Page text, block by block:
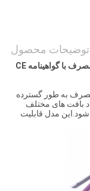
توضیحات محصول
منگنه برش خطی کارتریج مفصلی یکبار مصرف با گواهینامه CE
به طور گسترده
بافت های مختلف
مدل قابلیت